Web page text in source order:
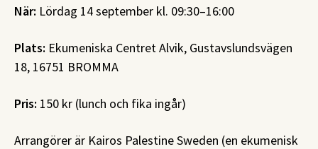
När: Lördag 14 september kl. 09:30–16:00
Plats: Ekumeniska Centret Alvik, Gustavslundsvägen
18, 16751 BROMMA
Pris: 150 kr (lunch och fika ingår)
Arrangörer är Kairos Palestine Sweden (en ekumenisk